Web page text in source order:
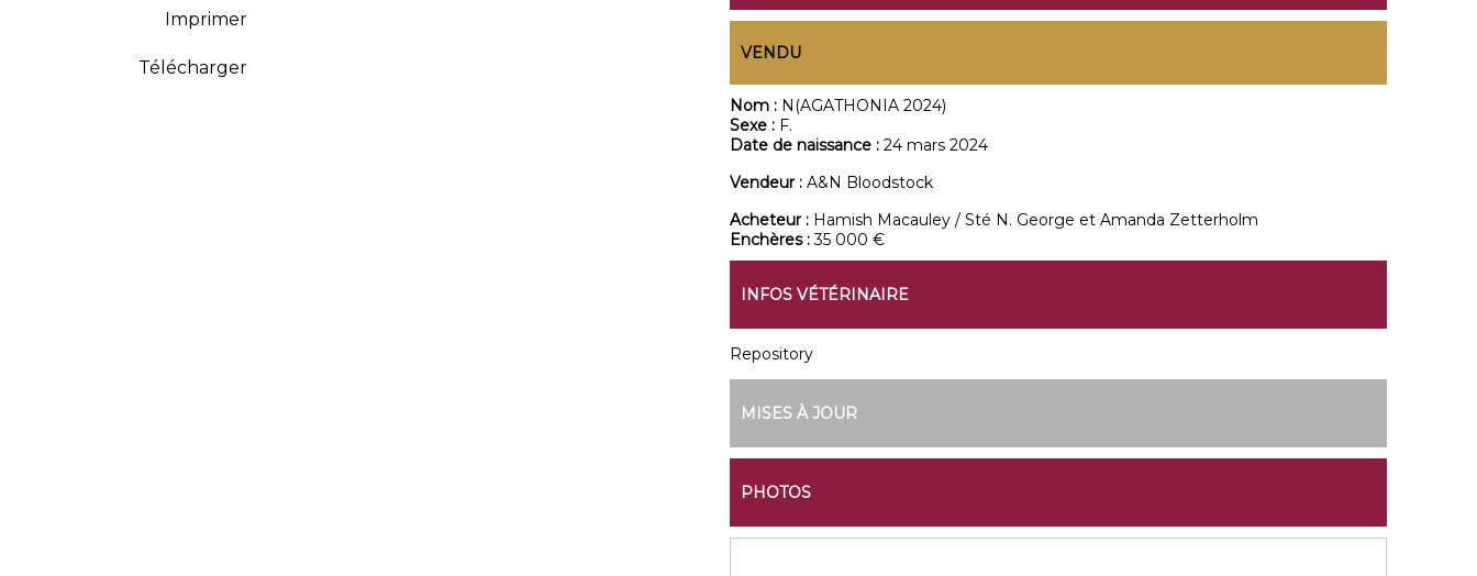
Imprimer
Télécharger
VENDU
Nom : N(AGATHONIA 2024)
Sexe : F.
Date de naissance : 24 mars 2024
Vendeur : A&N Bloodstock
Acheteur : Hamish Macauley / Sté N. George et Amanda Zetterholm
Enchères :35 000 €
INFOS VÉTÉRINAIRE
Repository
MISES À JOUR
PHOTOS